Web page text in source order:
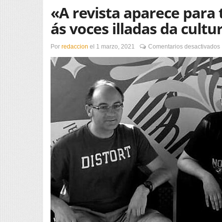
«A revista aparece
ás voces illadas da
Por redaccion el 1 marzo, 2021 Comentarios desactivados